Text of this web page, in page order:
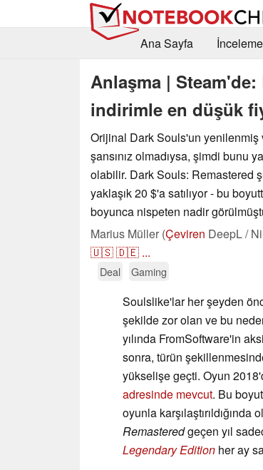
Ana Sayfa
İnceleme
Anlaşma |
indirimle en düşük
Orijinal Dark Souls'un
şansınız olmadıysa, şimdi bunu
olabilir. Dark Souls: Remastered
yaklaşık 20 $'a satılıyor - bu
boyunca nispeten nadir
Marius Müller (Çeviren DeepL /
🇺🇸🇩🇪 ...
Deal Gaming
Soulslike'lar her şeyden
şekilde zor olan ve bu
yılında FromSoftware'in
sonra, türün
yükselişe geçti. Oyun
adresinde mevcut. Bu
oyunla karşılaştırıldığında
Remasteredgeçen yıl
Legendary Edition her ay